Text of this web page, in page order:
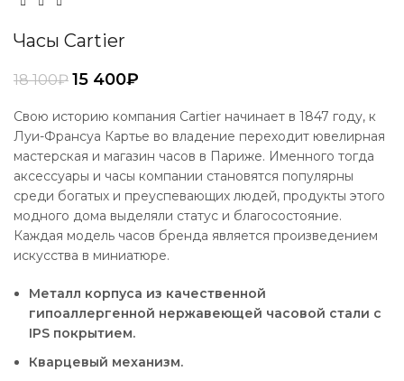
Часы Cartier
18 100₽ 15 400₽
Свою историю компания Cartier начинает в 1847 году, к
Луи-Франсуа Картье во владение переходит ювелирная
мастерская и магазин часов в Париже. Именного тогда
аксессуары и часы компании становятся популярны
среди богатых и преуспевающих людей, продукты этого
модного дома выделяли статус и благосостояние.
Каждая модель часов бренда является произведением
искусства в миниатюре.
Металл корпуса из качественной
гипоаллергенной нержавеющей часовой стали с
IPS покрытием.
Кварцевый механизм.